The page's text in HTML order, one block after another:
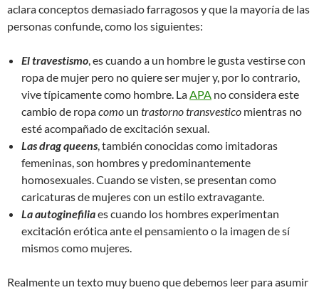
aclara conceptos demasiado farragosos y que la mayoría de las
personas confunde, como los siguientes:
El travestismo, es cuando a un hombre le gusta vestirse con
ropa de mujer pero no quiere ser mujer y, por lo contrario,
vive típicamente como hombre. LaAPA no considera este
cambio de ropacomo un trastorno transvestico mientras no
esté acompañado de excitación sexual.
Las drag queens, también conocidas como imitadoras
femeninas, son hombres y predominantemente
homosexuales. Cuando se visten, se presentan como
caricaturas de mujeres con un estilo extravagante.
La autoginefiliaes cuando los hombres experimentan
excitación erótica ante el pensamiento o la imagen de sí
mismos como mujeres.
Realmente un texto muy bueno que debemos leer para asumir